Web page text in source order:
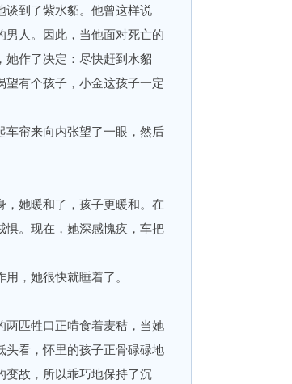
到了紫水貂。他曾这样说
男人。因此，当他面对死亡的
她作了决定：尽快赶到水貂
望有个孩子，小金这孩子一定
帘来向内张望了一眼，然后
她暖和了，孩子更暖和。在
惧。现在，她深感愧疚，车把
，她很快就睡着了。
匹牲口正啃食着麦秸，当她
头看，怀里的孩子正骨碌碌地
变故，所以乖巧地保持了沉